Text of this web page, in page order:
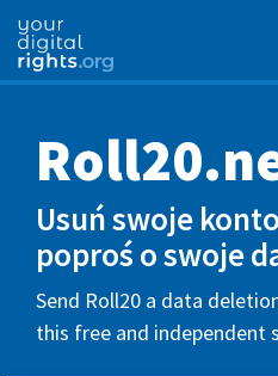
Usuń swoje
poproś o swoje
Send Roll20 a data
this free and independent